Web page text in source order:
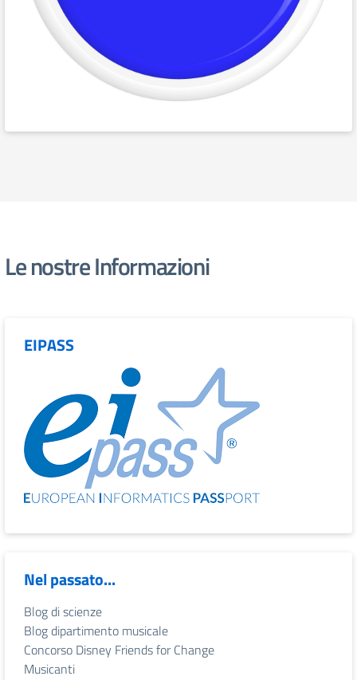
Le nostre Informazioni
EIPASS
Nel passato...
Blog di scienze
Blog dipartimento musicale
Concorso Disney Friends for Change
Musicanti